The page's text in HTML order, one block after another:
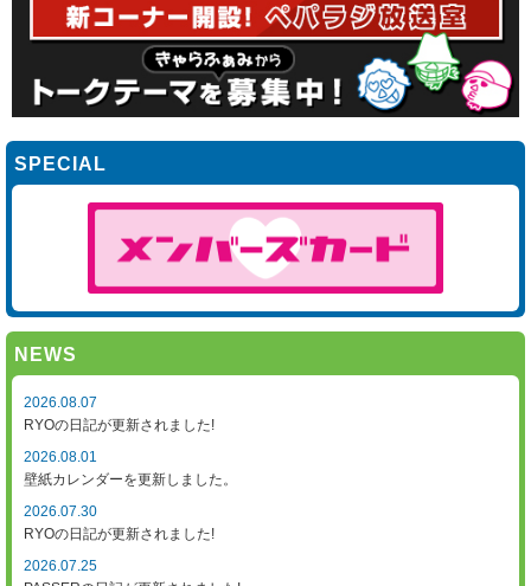
SPECIAL
NEWS
2026.08.07
RYOの日記が更新されました!
2026.08.01
壁紙カレンダーを更新しました。
2026.07.30
RYOの日記が更新されました!
2026.07.25